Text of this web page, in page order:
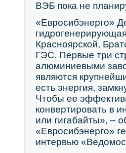
ВЭБ пока не
«Евросибэнерго»
Красноярской,
ГЭС. Первые три
алюминиевыми
являются
есть энергия,
Чтобы ее
конвертировать в
или гигабайты», –
«Евросибэнерго»
интервью